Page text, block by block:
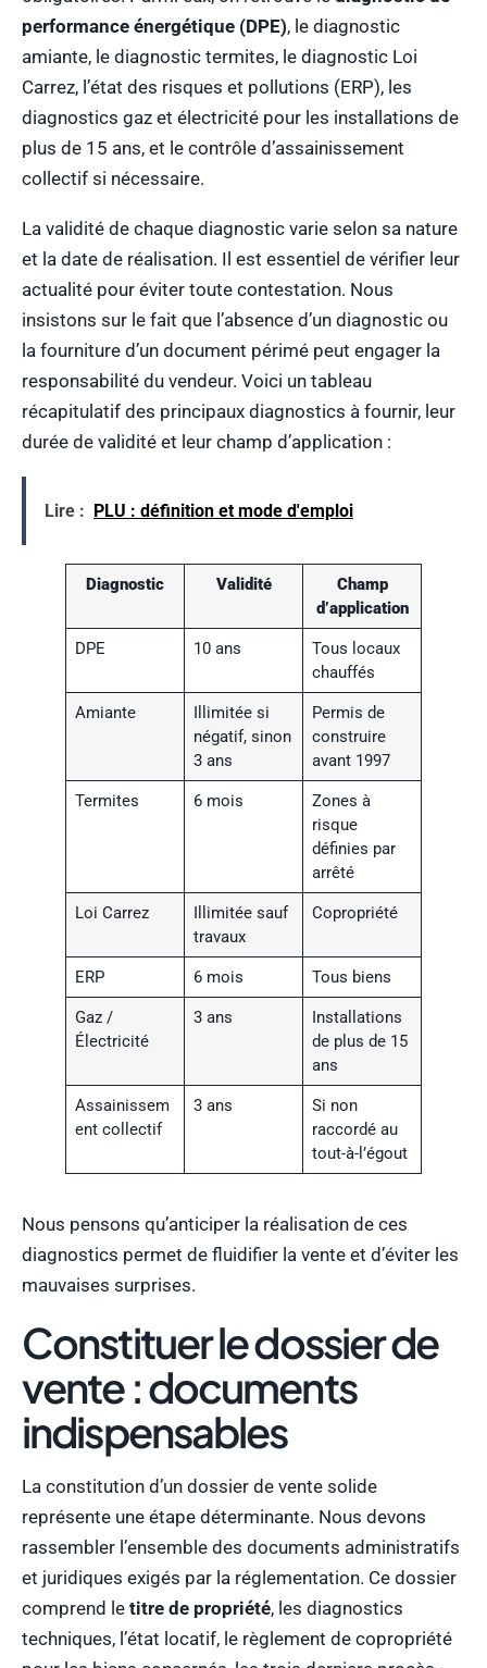
performance énergétique (DPE), le diagnostic
amiante, le diagnostic termites, le diagnostic Loi
Carrez, l’état des risques et pollutions (ERP), les
diagnostics gaz et électricité pour les installations de
plus de 15 ans, et le contrôle d’assainissement
collectif si nécessaire.
La validité de chaque diagnostic varie selon sa nature
et la date de réalisation. Il est essentiel de vérifier leur
actualité pour éviter toute contestation. Nous
insistons sur le fait que l’absence d’un diagnostic ou
la fourniture d’un document périmé peut engager la
responsabilité du vendeur. Voici un tableau
récapitulatif des principaux diagnostics à fournir, leur
durée de validité et leur champ d’application :
Lire : PLU : définition et mode d'emploi
Diagnostic Validité
Champ
d’application
DPE 10 ans
Tous locaux
chauffés
Amiante
Illimitée si
négatif, sinon
3 ans
Permis de
construire
avant 1997
Termites 6 mois
Zones à
risque
définies par
arrêté
Loi Carrez
Illimitée sauf
travaux
Copropriété
ERP 6 mois Tous biens
Gaz /
Électricité
3 ans
Installations
de plus de 15
ans
Assainissem
ent collectif
3 ans
Si non
raccordé au
tout-à-l’égout
Nous pensons qu’anticiper la réalisation de ces
diagnostics permet de fluidifier la vente et d’éviter les
mauvaises surprises.
Constituer le dossier de
vente : documents
indispensables
La constitution d’un dossier de vente solide
représente une étape déterminante. Nous devons
rassembler l’ensemble des documents administratifs
et juridiques exigés par la réglementation. Ce dossier
comprend le titre de propriété, les diagnostics
techniques, l’état locatif, le règlement de copropriété